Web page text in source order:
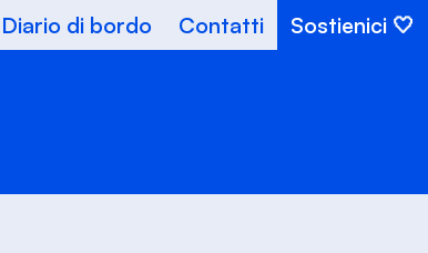
Diario di bordo Contatti Sostienici